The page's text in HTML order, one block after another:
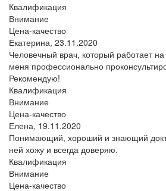
Квалификация
Внимание
Цена-качество
Екатерина, 23.11.2020
Человечный врач, который работает
меня профессионально
Рекомендую!
Квалификация
Внимание
Цена-качество
Елена, 19.11.2020
Понимающий, хороший и знающий
ней хожу и всегда доверяю.
Квалификация
Внимание
Цена-качество